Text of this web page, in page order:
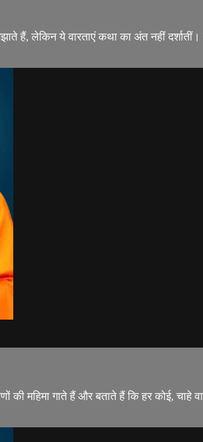
हैं, लेकिन ये वारताएं कथा का अंत नहीं
महिमा गाते हैं और बताते हैं कि हर कोई, चाहे